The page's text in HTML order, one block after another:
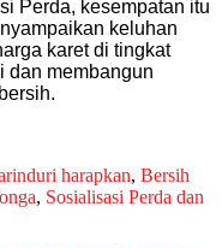
Perda, kesempatan itu
keluhan
karet di tingkat
dan membangun
harapkan, Bersih
, Sosialisasi Perda dan